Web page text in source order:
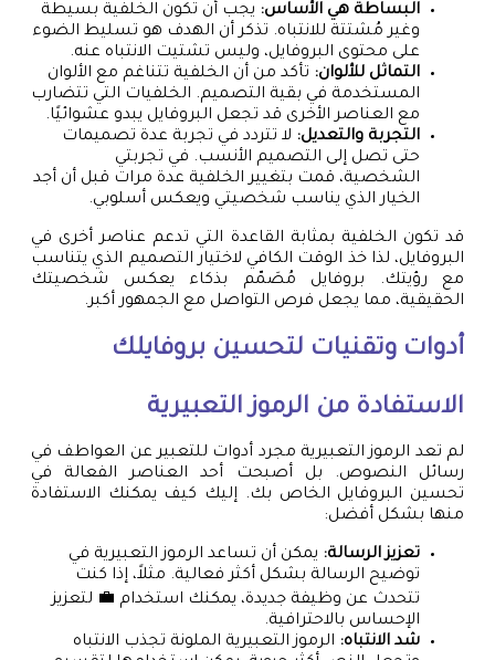
البساطة هي الأساس: يجب أن تكون الخلفية بسيطة
وغير مُشتتة للانتباه. تذكر أن الهدف هو تسليط الضوء
على محتوى البروفايل، وليس تشتيت الانتباه عنه.
التماثل للألوان: تأكد من أن الخلفية تتناغم مع الألوان
المستخدمة في بقية التصميم. الخلفيات التي تتضارب
مع العناصر الأخرى قد تجعل البروفايل يبدو عشوائيًا.
التجربة والتعديل: لا تتردد في تجربة عدة تصميمات
حتى تصل إلى التصميم الأنسب. في تجربتي
الشخصية، قمت بتغيير الخلفية عدة مرات قبل أن أجد
الخيار الذي يناسب شخصيتي ويعكس أسلوبي.
قد تكون الخلفية بمثابة القاعدة التي تدعم عناصر أخرى في
البروفايل، لذا خذ الوقت الكافي لاختيار التصميم الذي يتناسب
مع رؤيتك. بروفايل مُصَمّم بذكاء يعكس شخصيتك
الحقيقية، مما يجعل فرص التواصل مع الجمهور أكبر.
أدوات وتقنيات لتحسين بروفايلك
الاستفادة من الرموز التعبيرية
لم تعد الرموز التعبيرية مجرد أدوات للتعبير عن العواطف في
رسائل النصوص. بل أصبحت أحد العناصر الفعالة في
تحسين البروفايل الخاص بك. إليك كيف يمكنك الاستفادة
منها بشكل أفضل:
تعزيز الرسالة: يمكن أن تساعد الرموز التعبيرية في
توضيح الرسالة بشكل أكثر فعالية. مثلاً، إذا كنت
تتحدث عن وظيفة جديدة، يمكنك استخدام 💼 لتعزيز
الإحساس بالاحترافية.
شد الانتباه: الرموز التعبيرية الملونة تجذب الانتباه